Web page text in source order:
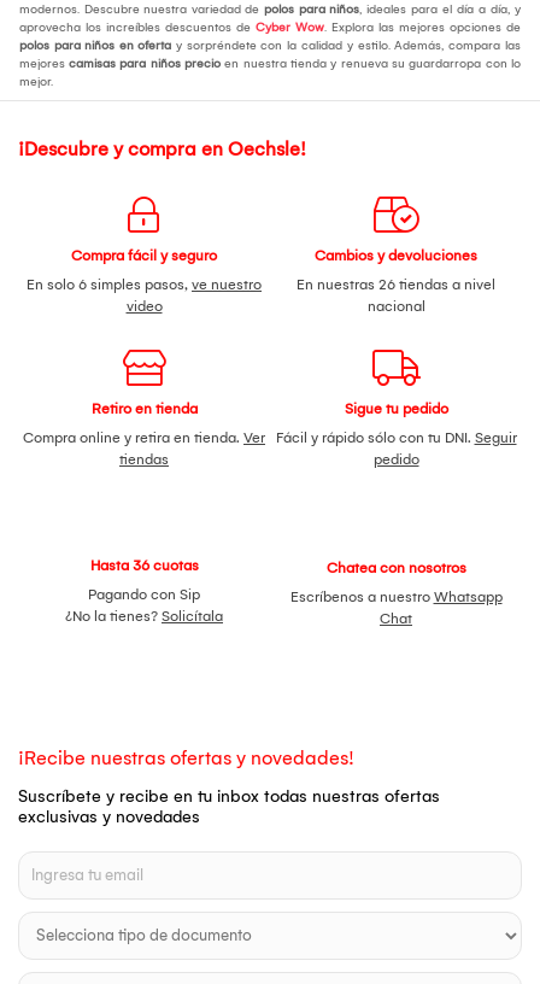
modernos. Descubre nuestra variedad de polos para niños, ideales para el día a día, y
aprovecha los increíbles descuentos de Cyber Wow. Explora las mejores opciones de
polos para niños en oferta y sorpréndete con la calidad y estilo. Además, compara las
mejores camisas para niños precio en nuestra tienda y renueva su guardarropa con lo
mejor.
¡Descubre y compra en Oechsle!
Compra fácil y seguro
En solo 6 simples pasos, ve nuestro
video
Cambios y devoluciones
En nuestras 26 tiendas a nivel
nacional
Retiro en tienda
Compra online y retira en tienda. Ver
tiendas
Sigue tu pedido
Fácil y rápido sólo con tu DNI. Seguir
pedido
Hasta 36 cuotas
Pagando con Sip
¿No la tienes? Solicítala
Chatea con nosotros
Escríbenos a nuestro Whatsapp
Chat
¡Recibe nuestras ofertas y novedades!
Suscríbete y recibe en tu inbox todas nuestras ofertas
exclusivas y novedades